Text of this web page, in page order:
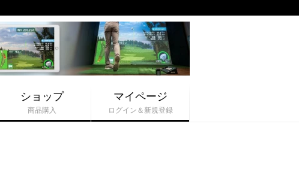
ショップ
商品購入
マイページ
ログイン＆新規登録